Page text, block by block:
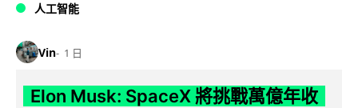
人工智能
Vin 1 日
Elon Musk: SpaceX 將挑戰萬億年收